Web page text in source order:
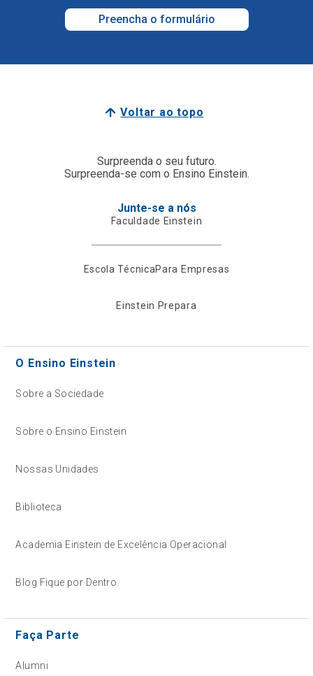
Preencha o formulário
Voltar ao topo
Surpreenda o seu futuro.
Surpreenda-se com o Ensino Einstein.
Junte-se a nós
Faculdade Einstein
Escola TécnicaPara Empresas
Einstein Prepara
O Ensino Einstein
Sobre a Sociedade
Sobre o Ensino Einstein
Nossas Unidades
Biblioteca
Academia Einstein de Excelência Operacional
Blog Fique por Dentro
Faça Parte
Alumni